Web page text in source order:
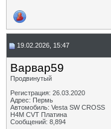
19.02.2026, 15:47
Варвар59
Продвинутый
Регистрация: 26.03.2020
Адрес: Пермь
Автомобиль: Vesta SW CROSS
H4M CVT Платина
Сообщений: 8,894